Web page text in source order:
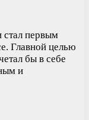
первым
Главной целью
бы в себе
и